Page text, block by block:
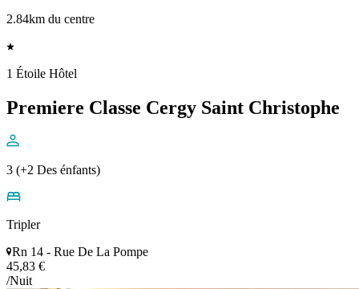
2.84km du centre
1 Étoile Hôtel
Premiere Classe Cergy Saint Christophe
3 (+2 Des énfants)
Tripler
Rn 14 - Rue De La Pompe
45,83 €
/Nuit